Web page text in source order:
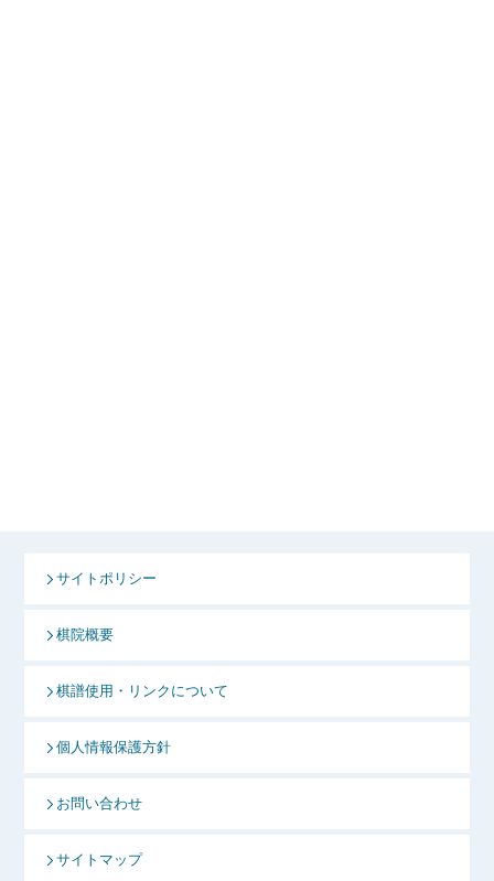
サイトポリシー
棋院概要
棋譜使用・リンクについて
個人情報保護方針
お問い合わせ
サイトマップ